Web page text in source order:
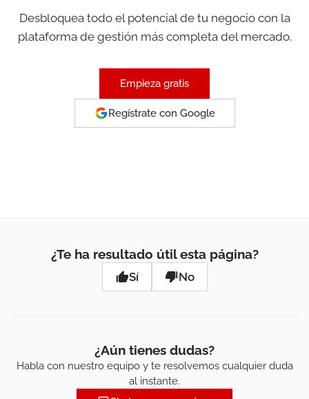
Desbloquea todo el potencial de tu negocio con la
plataforma de gestión más completa del mercado.
Empieza gratis
Regístrate con Google
¿Te ha resultado útil esta página?
Sí No
¿Aún tienes dudas?
Habla con nuestro equipo y te resolvemos cualquier duda
al instante.